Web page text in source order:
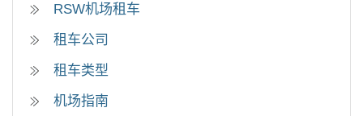
RSW机场租车
租车公司
租车类型
机场指南